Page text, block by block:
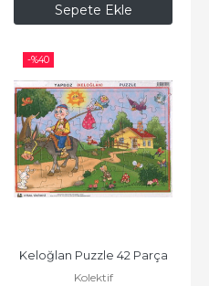
Sepete Ekle
-%40
Keloğlan Puzzle 42 Parça
Kolektif